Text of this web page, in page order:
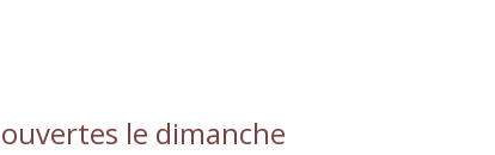
le dimanche